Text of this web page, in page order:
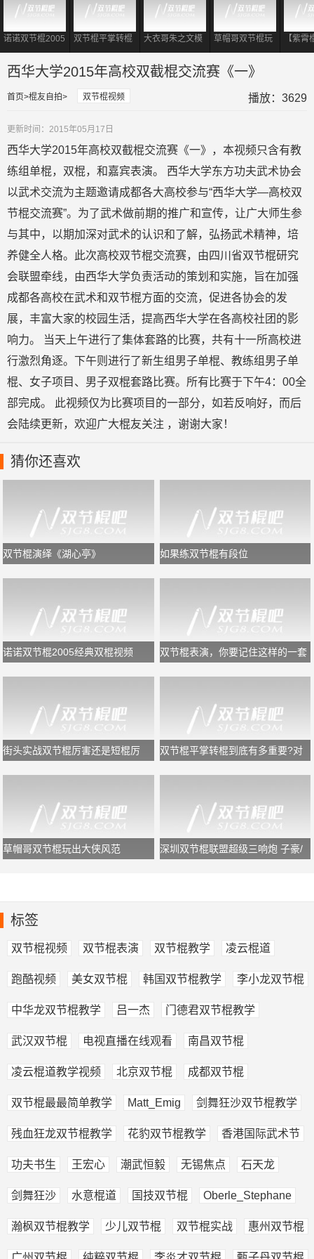
诺诺双节棍2005
经典双棍视频
双节棍平掌转棍
到底有多重要?
对于初学者够用
大衣哥朱之文模
仿李小龙 现场耍
起双节棍表演
草帽哥双节棍玩
出大侠风范
【紫霄
霄II：
西华大学2015年高校双截棍交流赛《一》
首页 棍友自拍 双节棍视频 播放：3629
更新时间：2015年05月17日
西华大学2015年高校双截棍交流赛《一》，本视频只含有教
练组单棍，双棍，和嘉宾表演。 西华大学东方功夫武术协会
以武术交流为主题邀请成都各大高校参与“西华大学—高校双
节棍交流赛”。为了武术做前期的推广和宣传，让广大师生参
与其中，以期加深对武术的认识和了解，弘扬武术精神，培
养健全人格。此次高校双节棍交流赛，由四川省双节棍研究
会联盟牵线，由西华大学负责活动的策划和实施，旨在加强
成都各高校在武术和双节棍方面的交流，促进各协会的发
展，丰富大家的校园生活，提高西华大学在各高校社团的影
响力。 当天上午进行了集体套路的比赛，共有十一所高校进
行激烈角逐。下午则进行了新生组男子单棍、教练组男子单
棍、女子项目、男子双棍套路比赛。所有比赛于下午4：00全
部完成。 此视频仅为比赛项目的一部分，如若反响好，而后
会陆续更新，欢迎广大棍友关注 ，谢谢大家！
猜你还喜欢
双节棍演绎《湖心亭》 如果练双节棍有段位
诺诺双节棍2005经典双棍视频
双节棍表演，你要记住这样的一套
街头实战双节棍厉害还是短棍厉
双节棍平掌转棍到底有多重要?对
草帽哥双节棍玩出大侠风范
深圳双节棍联盟超级三响炮 子豪/
标签
双节棍视频 双节棍表演 双节棍教学 凌云棍道
跑酷视频 美女双节棍 韩国双节棍教学 李小龙双节棍
中华龙双节棍教学 吕一杰 门德君双节棍教学
武汉双节棍 电视直播在线观看 南昌双节棍
凌云棍道教学视频 北京双节棍 成都双节棍
双节棍最最简单教学 Matt_Emig 剑舞狂沙双节棍教学
残血狂龙双节棍教学 花豹双节棍教学 香港国际武术节
功夫书生 王宏心 潮武恒毅 无锡焦点 石天龙
剑舞狂沙 水意棍道 国技双节棍 Oberle_Stephane
瀚枫双节棍教学 少儿双节棍 双节棍实战 惠州双节棍